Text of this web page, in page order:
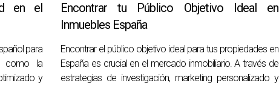
en el
para
como la
y
Encontrar tu Público Objetivo Ideal en
Inmuebles España
Encontrar el público objetivo ideal para tus propiedades en
España es crucial en el mercado inmobiliario. A través de
estrategias de investigación, marketing personalizado y